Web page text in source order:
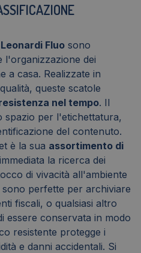
Fluo sono
l'organizzazione dei
a casa. Realizzate in
queste scatole
nel tempo. Il
spazio per l'etichettatura,
del contenuto.
è la sua assortimento di
la ricerca dei
di vivacità all'ambiente
perfette per archiviare
fiscali, o qualsiasi altro
essere conservata in modo
resistente protegge i
e danni accidentali. Si